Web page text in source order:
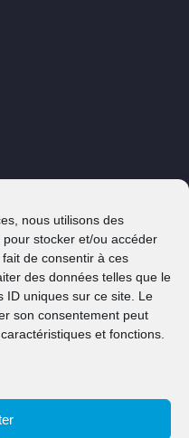
nous utilisons des
stocker et/ou accéder
de consentir à ces
des données telles que le
ID uniques sur ce site. Le
son consentement peut
et fonctions.